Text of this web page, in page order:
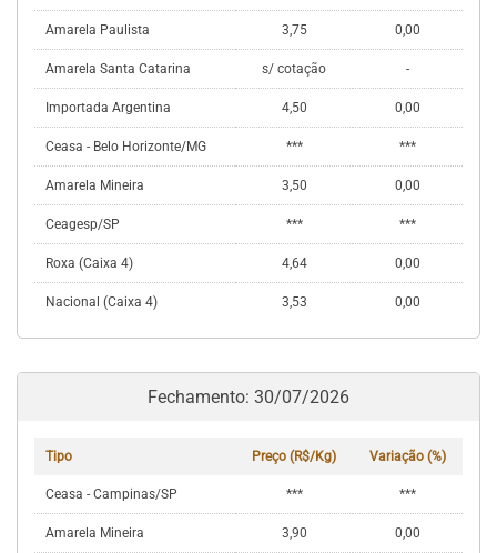
Amarela Paulista 3,75 0,00
Amarela Santa Catarina s/ cotação -
Importada Argentina 4,50 0,00
Ceasa - Belo Horizonte/MG *** ***
Amarela Mineira 3,50 0,00
Ceagesp/SP *** ***
Roxa (Caixa 4) 4,64 0,00
Nacional (Caixa 4) 3,53 0,00
Fechamento: 30/07/2026
Tipo Preço (R$/Kg) Variação (%)
Ceasa - Campinas/SP *** ***
Amarela Mineira 3,90 0,00